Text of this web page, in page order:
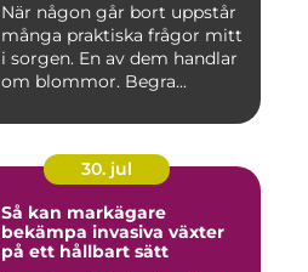
När någon går bort uppstår
många praktiska frågor mitt
i sorgen. En av dem handlar
om blommor. Begra...
30. jul
Så kan markägare
bekämpa invasiva växter
på ett hållbart sätt